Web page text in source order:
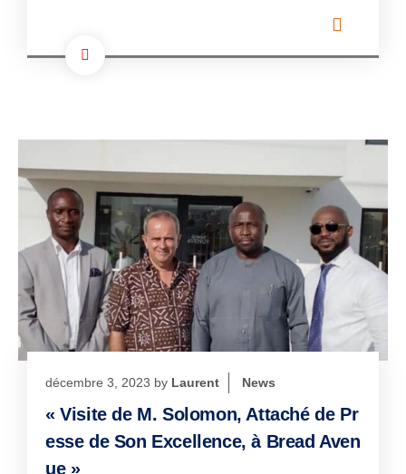
décembre 3, 2023 by Laurent News
« Visite de M. Solomon, Attaché de Pr
esse de Son Excellence, à Bread Aven
ue »